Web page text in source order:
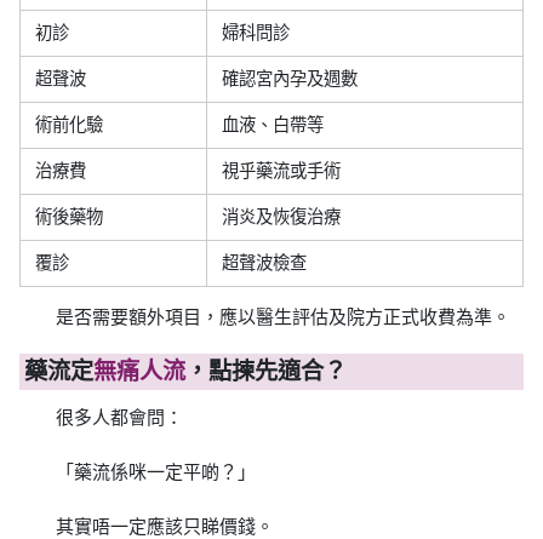
初診 婦科問診
超聲波 確認宮內孕及週數
術前化驗 血液、白帶等
治療費 視乎藥流或手術
術後藥物 消炎及恢復治療
覆診 超聲波檢查
是否需要額外項目，應以醫生評估及院方正式收費為準。
藥流定無痛人流，點揀先適合？
很多人都會問：
「藥流係咪一定平啲？」
其實唔一定應該只睇價錢。